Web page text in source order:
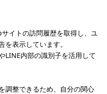
イトの訪問履歴を取得し、ユ
表示しています。
LINE内部の識別子を活用して
調整できるため、自分の関心